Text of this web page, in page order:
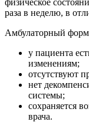
раза в неделю, в
Амбулаторный
у пациента
изменениям;
отсутствуют
нет
системы;
сохраняется
врача.